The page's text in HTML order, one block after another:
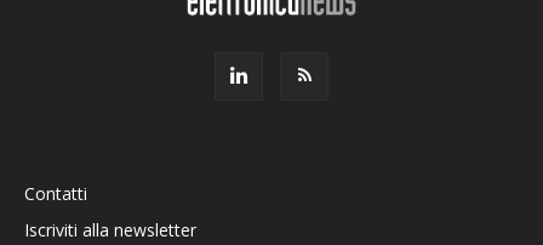
Contatti
Iscriviti alla newsletter